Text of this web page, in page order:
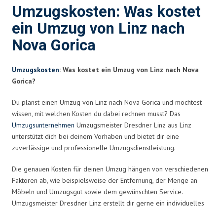
Umzugskosten: Was kostet
ein Umzug von Linz nach
Nova Gorica
Umzugskosten: Was kostet ein Umzug von Linz nach Nova
Gorica?
Du planst einen Umzug von Linz nach Nova Gorica und möchtest
wissen, mit welchen Kosten du dabei rechnen musst? Das
Umzugsunternehmen Umzugsmeister Dresdner Linz aus Linz
unterstützt dich bei deinem Vorhaben und bietet dir eine
zuverlässige und professionelle Umzugsdienstleistung.
Die genauen Kosten für deinen Umzug hängen von verschiedenen
Faktoren ab, wie beispielsweise der Entfernung, der Menge an
Möbeln und Umzugsgut sowie dem gewünschten Service.
Umzugsmeister Dresdner Linz erstellt dir gerne ein individuelles